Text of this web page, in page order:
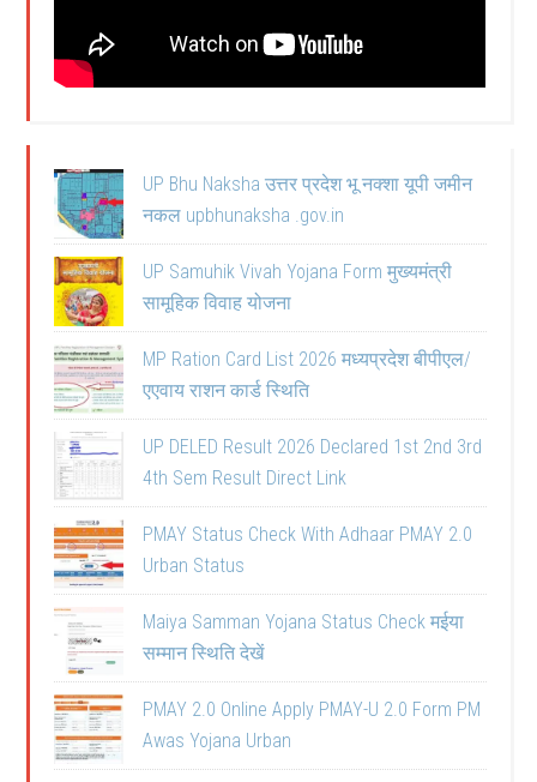
UP Bhu Naksha उत्तर प्रदेश भू नक्शा यूपी जमीन
नकल upbhunaksha .gov.in
UP Samuhik Vivah Yojana Form मुख्यमंत्री
सामूहिक विवाह योजना
MP Ration Card List 2026 मध्यप्रदेश बीपीएल/
एएवाय राशन कार्ड स्थिति
UP DELED Result 2026 Declared 1st 2nd 3rd
4th Sem Result Direct Link
PMAY Status Check With Adhaar PMAY 2.0
Urban Status
Maiya Samman Yojana Status Check मईया
सम्मान स्थिति देखें
PMAY 2.0 Online Apply PMAY-U 2.0 Form PM
Awas Yojana Urban